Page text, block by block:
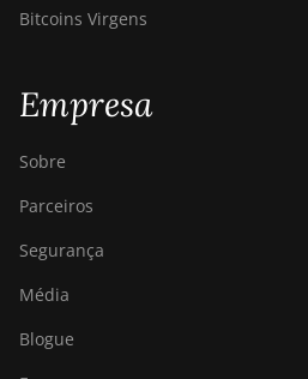
Bitcoins Virgens
Empresa
Sobre
Parceiros
Segurança
Média
Blogue